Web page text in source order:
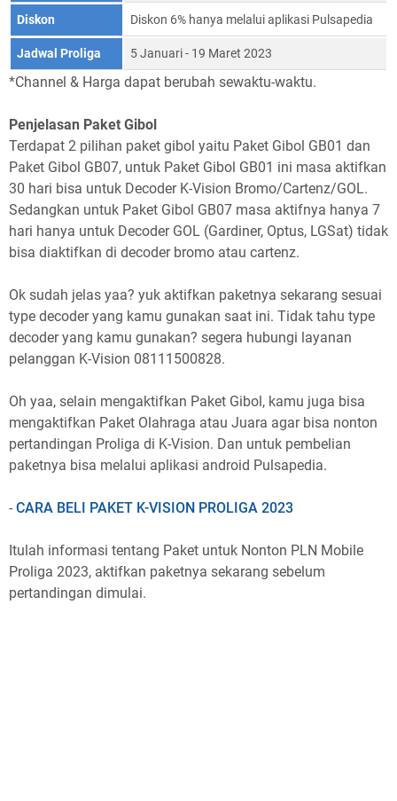
Diskon Diskon 6% hanya melalui aplikasi Pulsapedia
Jadwal Proliga 5 Januari - 19 Maret 2023
*Channel & Harga dapat berubah sewaktu-waktu.
Penjelasan Paket Gibol
Terdapat 2 pilihan paket gibol yaitu Paket Gibol GB01 dan
Paket Gibol GB07, untuk Paket Gibol GB01 ini masa aktifkan
30 hari bisa untuk Decoder K-Vision Bromo/Cartenz/GOL.
Sedangkan untuk Paket Gibol GB07 masa aktifnya hanya 7
hari hanya untuk Decoder GOL (Gardiner, Optus, LGSat) tidak
bisa diaktifkan di decoder bromo atau cartenz.
Ok sudah jelas yaa? yuk aktifkan paketnya sekarang sesuai
type decoder yang kamu gunakan saat ini. Tidak tahu type
decoder yang kamu gunakan? segera hubungi layanan
pelanggan K-Vision 08111500828.
Oh yaa, selain mengaktifkan Paket Gibol, kamu juga bisa
mengaktifkan Paket Olahraga atau Juara agar bisa nonton
pertandingan Proliga di K-Vision. Dan untuk pembelian
paketnya bisa melalui aplikasi android Pulsapedia.
- CARA BELI PAKET K-VISION PROLIGA 2023
Itulah informasi tentang Paket untuk Nonton PLN Mobile
Proliga 2023, aktifkan paketnya sekarang sebelum
pertandingan dimulai.